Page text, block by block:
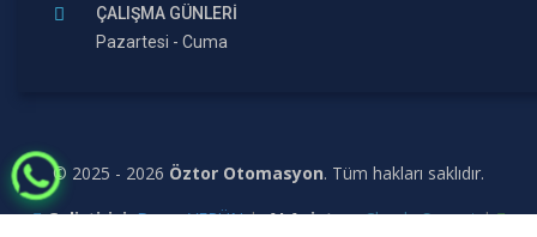
ÇALIŞMA GÜNLERI
Pazartesi - Cuma
© 2025 - 2026 Öztor Otomasyon. Tüm hakları saklıdır.
Geliştirici: Derya VERÜN | AI Asistan: Claude Sonnet |